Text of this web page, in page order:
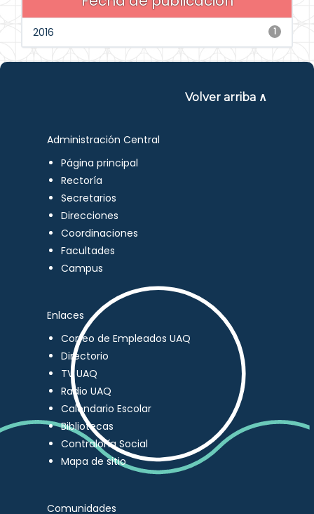
1
2016
Volver arriba ∧
Administración Central
Página principal
Rectoría
Secretarios
Direcciones
Coordinaciones
Facultades
Campus
Enlaces
Correo de Empleados UAQ
Directorio
TV UAQ
Radio UAQ
Calendario Escolar
Bibliotecas
Contraloría Social
Mapa de sitio
Comunidades